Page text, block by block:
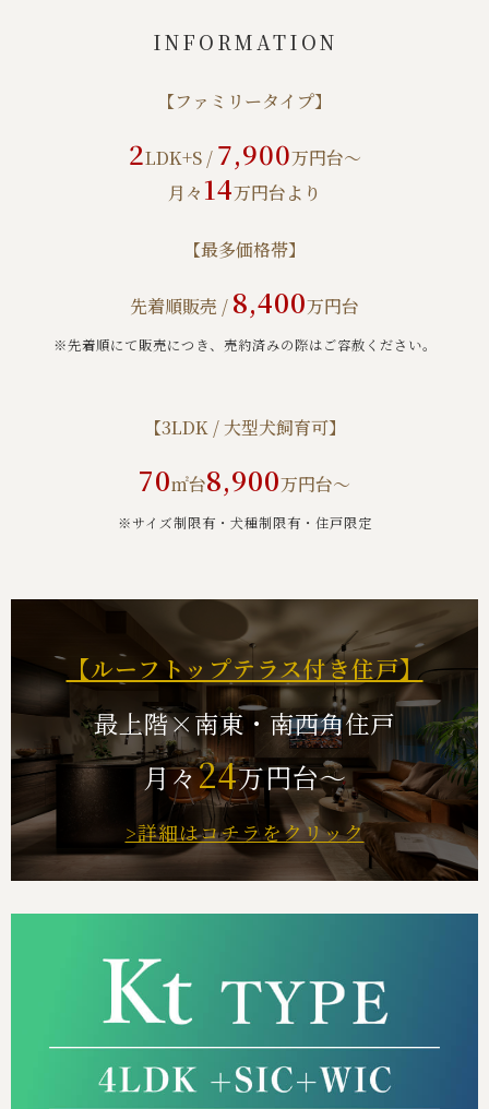
INFORMATION
【ファミリータイプ】
2LDK+S / 7,900万円台～
月々 14万円台より
【最多価格帯】
先着順販売 / 8,400万円台
※先着順にて販売につき、売約済みの際はご容赦ください。
【3LDK / 大型犬飼育可】
70㎡台8,900万円台～
※サイズ制限有・犬種制限有・住⼾限定
【ルーフトップテラス付き住戸】
最上階×南東・南西角住戸
月々24万円台～
>詳細はコチラをクリック